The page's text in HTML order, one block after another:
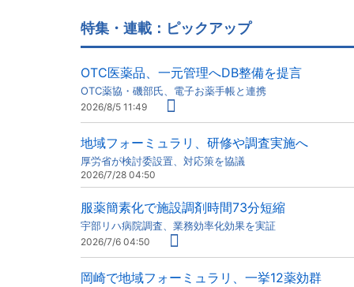
特集・連載：ピックアップ
OTC医薬品、一元管理へDB整備を提言
OTC薬協・磯部氏、電子お薬手帳と連携
2026/8/5 11:49
地域フォーミュラリ、研修や調査実施へ
厚労省が検討委設置、対応策を協議
2026/7/28 04:50
服薬簡素化で施設調剤時間73分短縮
宇部リハ病院調査、業務効率化効果を実証
2026/7/6 04:50
岡崎で地域フォーミュラリ、一挙12薬効群